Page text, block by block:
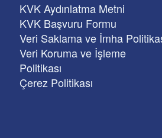
KVK Aydınlatma Metni
KVK Başvuru Formu
Veri Saklama ve İmha
Veri Koruma ve İşleme
Politikası
Çerez Politikası